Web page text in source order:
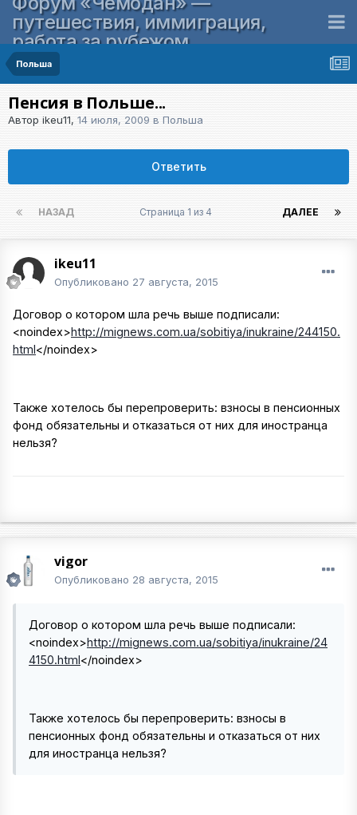
путешествия, иммиграция,
работа за рубежом
Польша
Пенсия в Польше...
Автор ikeu11, 14 июля, 2009 в Польша
Ответить
НАЗАД ДАЛЕЕ
Страница 1 из 4
ikeu11
Опубликовано 27 августа, 2015
Договор о котором шла речь выше подписали:
<noindex>http://mignews.com.ua/sobitiya/inukraine/244150.
html</noindex>
Также хотелось бы перепроверить: взносы в пенсионных
фонд обязательны и отказаться от них для иностранца
нельзя?
vigor
Опубликовано 28 августа, 2015
Договор о котором шла речь выше подписали:
<noindex>http://mignews.com.ua/sobitiya/inukraine/24
4150.html</noindex>
Также хотелось бы перепроверить: взносы в
пенсионных фонд обязательны и отказаться от них
для иностранца нельзя?